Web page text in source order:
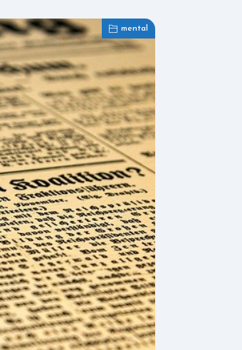
2025年5月25日
【血圧の話】高血圧
mental